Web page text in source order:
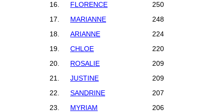
16.
FLORENCE
250
17.
MARIANNE
248
18.
ARIANNE
224
19.
CHLOE
220
20.
ROSALIE
209
21.
JUSTINE
209
22.
SANDRINE
207
23.
MYRIAM
206